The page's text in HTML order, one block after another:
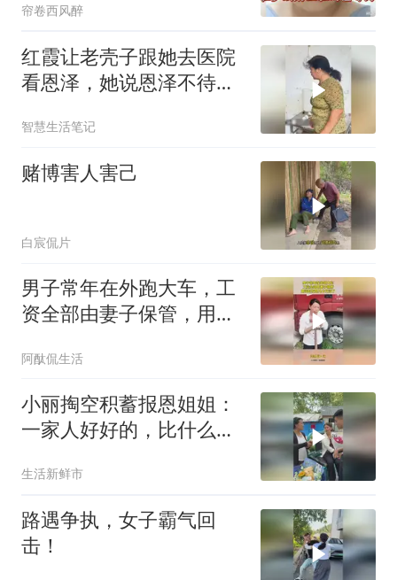
帘卷西风醉
红霞让老壳子跟她去医院
看恩泽，她说恩泽不待见
智慧生活笔记
赌博害人害己
白宸侃片
男子常年在外跑大车，工
资全部由妻子保管，用钱
阿酞侃生活
小丽掏空积蓄报恩姐姐：
一家人好好的，比什么都
生活新鲜市
路遇争执，女子霸气回
击！